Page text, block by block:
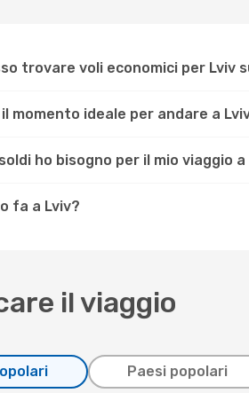
trovare voli economici per Lviv
il momento ideale per andare a
ho bisogno per il mio viaggio a
fa a Lviv?
il viaggio
Paesi popolari